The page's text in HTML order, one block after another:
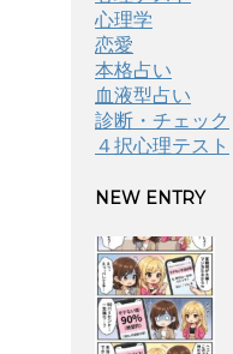
心理学
恋愛
本格占い
血液型占い
診断・チェック
４択心理テスト
NEW ENTRY